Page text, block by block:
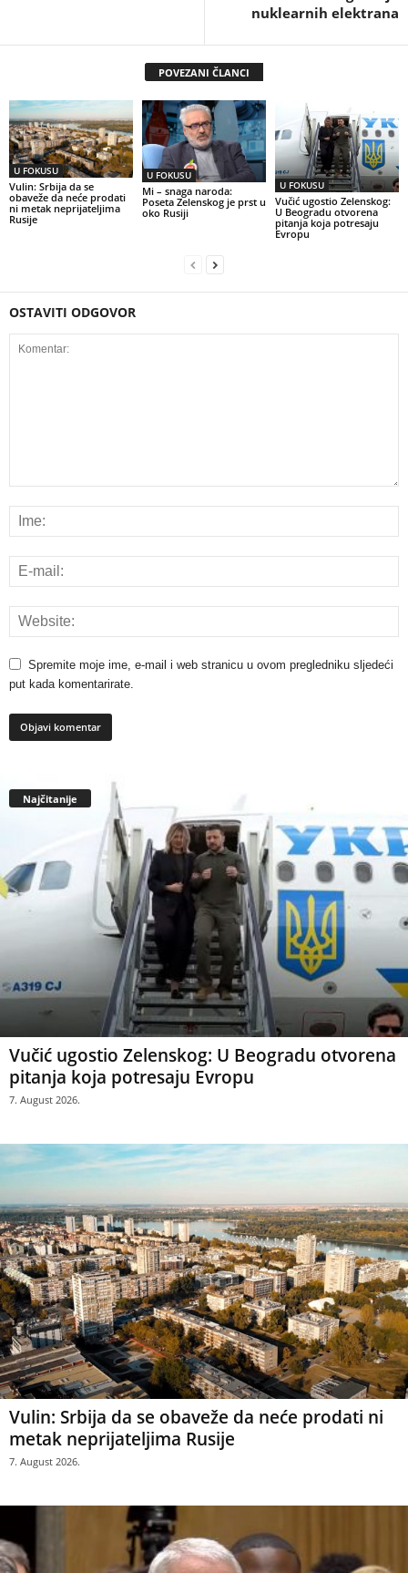
nuklearnih elektrana
POVEZANI ČLANCI
U FOKUSU
Vulin: Srbija da se
obaveže da neće prodati
ni metak neprijateljima
Rusije
U FOKUSU
Mi – snaga naroda:
Poseta Zelenskog je prst u
oko Rusiji
U FOKUSU
Vučić ugostio Zelenskog:
U Beogradu otvorena
pitanja koja potresaju
Evropu
OSTAVITI ODGOVOR
Spremite moje ime, e-mail i web stranicu u ovom pregledniku sljedeći
put kada komentarirate.
Najčitanije
Vučić ugostio Zelenskog: U Beogradu otvorena
pitanja koja potresaju Evropu
7. August 2026.
Vulin: Srbija da se obaveže da neće prodati ni
metak neprijateljima Rusije
7. August 2026.